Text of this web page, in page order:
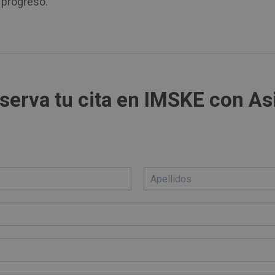
tu cita en IMSKE con